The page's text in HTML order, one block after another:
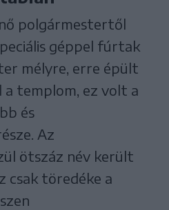
polgármestertől
géppel fúrtak
mélyre, erre épült
a templom, ez volt a
és
Az
ötszáz név került
csak töredéke a